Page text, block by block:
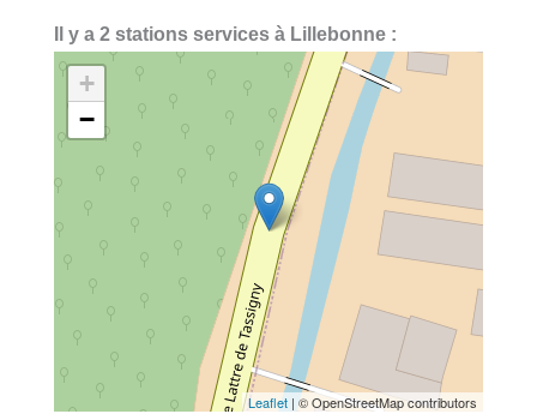
Il y a 2 stations services à Lillebonne :
+
−
Leaflet | © OpenStreetMap contributors